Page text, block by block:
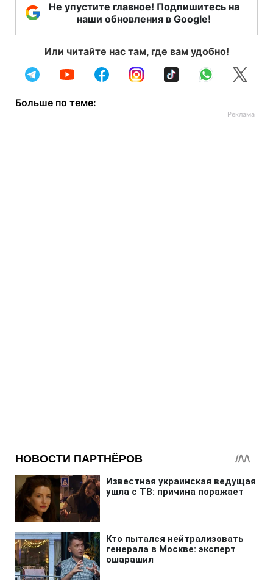
Не упустите главное! Подпишитесь на
наши обновления в Google!
Или читайте нас там, где вам удобно!
Больше по теме: